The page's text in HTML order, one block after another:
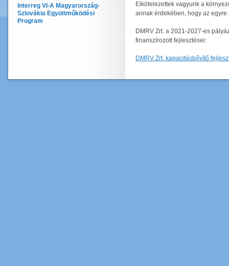
Interreg VI-A Magyarország-
Szlovákia Együttműködési
Program
Elkötelezettek vagyunk a
annak érdekében, hogy az
DMRV Zrt. a 2021-2027-es
finanszírozott fejlesztései:
DMRV Zrt. kapacitásbővítő